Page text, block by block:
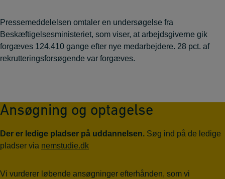
Pressemeddelelsen omtaler en undersøgelse fra
Beskæftigelsesministeriet, som viser, at arbejdsgiverne gik
forgæves 124.410 gange efter nye medarbejdere. 28 pct. af
rekrutteringsforsøgende var forgæves.
Ansøgning og optagelse
Der er ledige pladser på uddannelsen. Søg ind på de ledige
pladser via nemstudie.dk
Vi vurderer løbende ansøgninger efterhånden, som vi